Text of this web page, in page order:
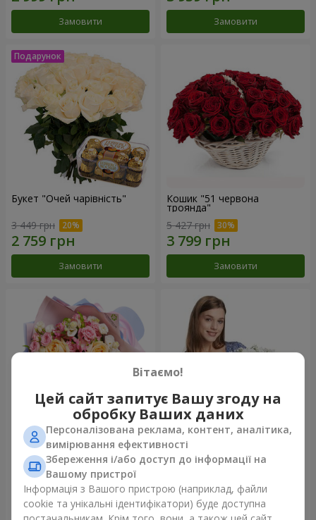
Замовити Замовити
Букет "Очей чарівність"
3 449 грн
Замовити
Кошик "51 червона
троянда"
5 427 грн
Замовити
Букет "Казка мого життя"
2 221 грн
Замовити
Кошик "Янголятко"
Замовити
Вітаємо!
Цей сайт запитує Вашу згоду на
обробку Ваших даних
Персоналізована реклама, контент, аналітика,
вимірювання ефективності
Збереження і/або доступ до інформації на
Вашому пристрої
Інформація з Вашого пристрою (наприклад, файли
cookie та унікальні ідентифікатори) буде доступна